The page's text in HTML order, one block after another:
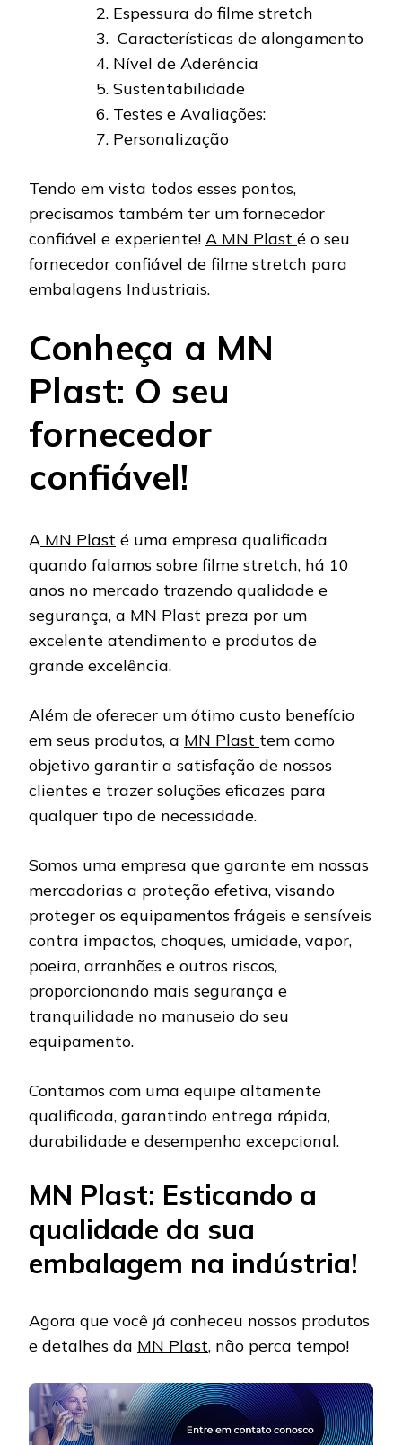
Espessura do filme stretch
Características de alongamento
Nível de Aderência
Sustentabilidade
Testes e Avaliações:
Personalização
Tendo em vista todos esses pontos,
precisamos também ter um fornecedor
confiável e experiente! A MN Plast é o seu
fornecedor confiável de filme stretch para
embalagens Industriais.
Conheça a MN
Plast: O seu
fornecedor
confiável!
A MN Plast é uma empresa qualificada
quando falamos sobre filme stretch, há 10
anos no mercado trazendo qualidade e
segurança, a MN Plast preza por um
excelente atendimento e produtos de
grande excelência.
Além de oferecer um ótimo custo benefício
em seus produtos, a MN Plast tem como
objetivo garantir a satisfação de nossos
clientes e trazer soluções eficazes para
qualquer tipo de necessidade.
Somos uma empresa que garante em nossas
mercadorias a proteção efetiva, visando
proteger os equipamentos frágeis e sensíveis
contra impactos, choques, umidade, vapor,
poeira, arranhões e outros riscos,
proporcionando mais segurança e
tranquilidade no manuseio do seu
equipamento.
Contamos com uma equipe altamente
qualificada, garantindo entrega rápida,
durabilidade e desempenho excepcional.
MN Plast: Esticando a
qualidade da sua
embalagem na indústria!
Agora que você já conheceu nossos produtos
e detalhes da MN Plast, não perca tempo!